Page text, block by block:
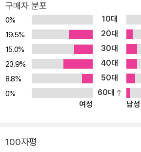
책은 단순히 관광지를 소개하는 것에 그치지
는 사람들의 이야기, 그들의 문화를 소개하
다. 중국을 여행하는 데 도움이 되길 바란다. - 여는 글 중에서 - ■ 본
문 미리 보기 미리 만나는 중국 중국은 어떤 나라인지 기본적인 정보
를 알아본다. 또한 중국의 대표 관광지와 음
리를 사진으로 보면서 중국 여행의 큰 그림을 그려 보자.
행 전문가가 추천하는 중국 여행 코스를 여
따라 다양하게 소개한다. 참고하여 자신에게
여행자라면 꼭 가 봐야 할 관광 명소의 핵심
여행 정보 여행 전 준비할 사항들부터 출입
구매자 분포
0% 10대
19.5%
20대
15.0%
30대
23.9%
40대
8.8%
50대
0%
60대
여성
남성
100자평